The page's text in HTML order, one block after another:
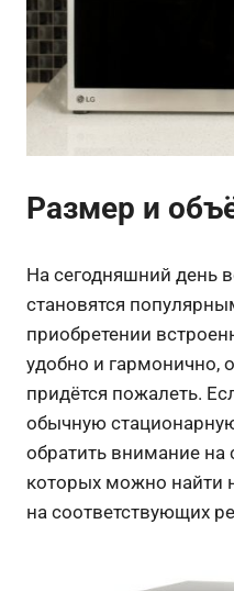
Размер и
На сегодняшний день
становятся
приобретении
удобно и гармонично,
придётся пожалеть.
обычную
обратить внимание на
которых можно найти
на соответствующих